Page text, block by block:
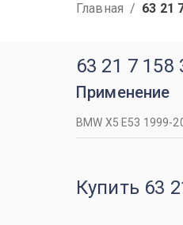
Главная / 63 21
63 21 7 158
Применение
BMW X5 Е53 1999-
Купить 63